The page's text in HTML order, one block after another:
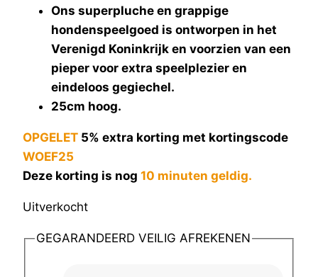
Ons superpluche en grappige
hondenspeelgoed is ontworpen in het
Verenigd Koninkrijk en voorzien van een
pieper voor extra speelplezier en
eindeloos gegiechel.
25cm hoog.
OPGELET 5% extra korting met kortingscode
WOEF25
Deze korting is nog 10 minuten geldig.
Uitverkocht
GEGARANDEERD VEILIG AFREKENEN